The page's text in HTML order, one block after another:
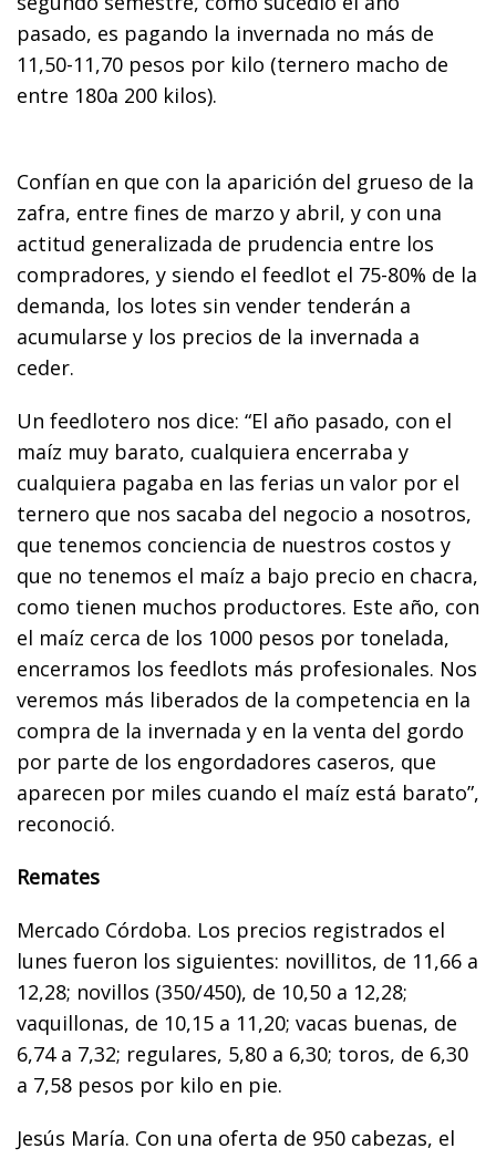
pasado, es pagando la invernada no más de
11,50-11,70 pesos por kilo (ternero macho de
entre 180a 200 kilos).
Confían en que con la aparición del grueso de la
zafra, entre fines de marzo y abril, y con una
actitud generalizada de prudencia entre los
compradores, y siendo el feedlot el 75-80% de la
demanda, los lotes sin vender tenderán a
acumularse y los precios de la invernada a
ceder.
Un feedlotero nos dice: “El año pasado, con el
maíz muy barato, cualquiera encerraba y
cualquiera pagaba en las ferias un valor por el
ternero que nos sacaba del negocio a nosotros,
que tenemos conciencia de nuestros costos y
que no tenemos el maíz a bajo precio en chacra,
como tienen muchos productores. Este año, con
el maíz cerca de los 1000 pesos por tonelada,
encerramos los feedlots más profesionales. Nos
veremos más liberados de la competencia en la
compra de la invernada y en la venta del gordo
por parte de los engordadores caseros, que
aparecen por miles cuando el maíz está barato”,
reconoció.
Remates
Mercado Córdoba. Los precios registrados el
lunes fueron los siguientes: novillitos, de 11,66 a
12,28; novillos (350/450), de 10,50 a 12,28;
vaquillonas, de 10,15 a 11,20; vacas buenas, de
6,74 a 7,32; regulares, 5,80 a 6,30; toros, de 6,30
a 7,58 pesos por kilo en pie.
Jesús María. Con una oferta de 950 cabezas, el